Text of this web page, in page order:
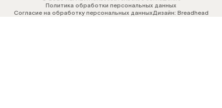
Политика обработки персональных данных
Согласие на обработку персональных данныхДизайн: Breadhead